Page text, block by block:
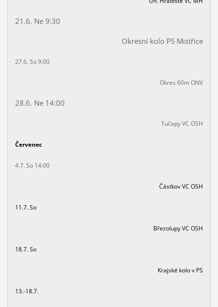
21.6. Ne 9:30
Okresní kolo PS Mistřice
27.6. So 9:00
Okres 60m ONV
28.6. Ne 14:00
Tučapy VC OSH
Červenec
4.7. So 14:00
Částkov VC OSH
11.7. So
Březolupy VC OSH
18.7. So
Krajské kolo v PS
13.-18.7.